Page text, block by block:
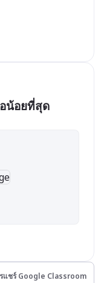
น้อยที่สุด
แชร์ Google Classroom